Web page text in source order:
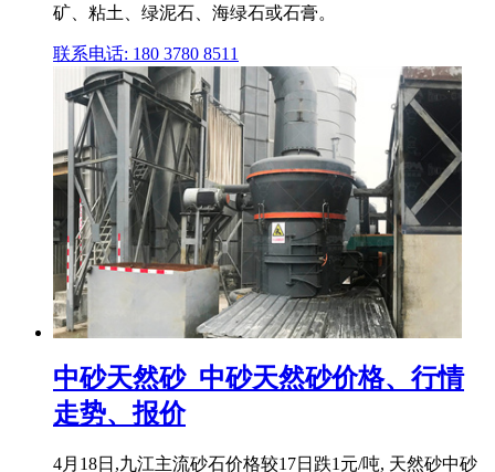
矿、粘土、绿泥石、海绿石或石膏。
联系电话: 180 3780 8511
中砂天然砂_中砂天然砂价格、行情
走势、报价
4月18日,九江主流砂石价格较17日跌1元/吨, 天然砂中砂